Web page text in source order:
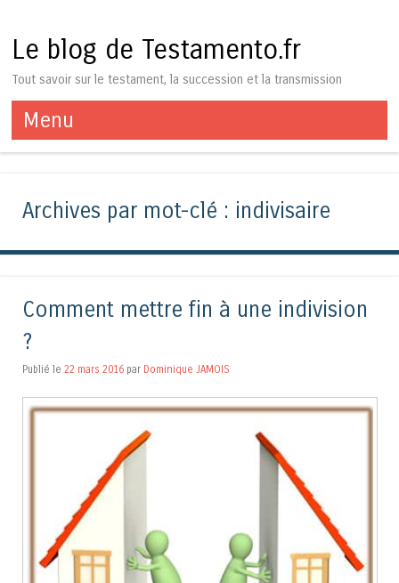
Le blog de Testamento.fr
Tout savoir sur le testament, la succession et la transmission
Menu
Aller au contenu
Archives par mot-clé : indivisaire
Comment mettre fin à une indivision
?
Publié le 22 mars 2016 par Dominique JAMOIS